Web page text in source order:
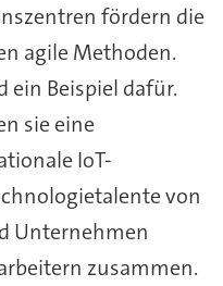
fördern die
agile Methoden.
ein Beispiel dafür.
sie eine
IoT-
von
Unternehmen
zusammen.